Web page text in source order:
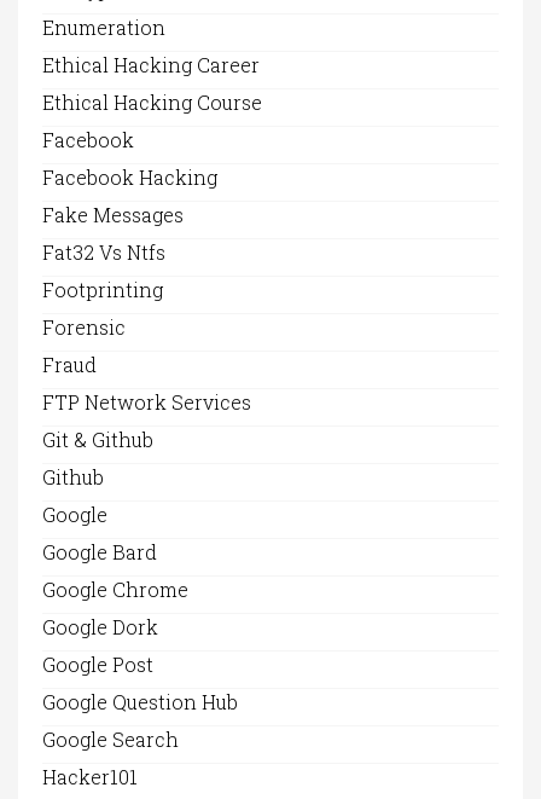
Enumeration
Ethical Hacking Career
Ethical Hacking Course
Facebook
Facebook Hacking
Fake Messages
Fat32 Vs Ntfs
Footprinting
Forensic
Fraud
FTP Network Services
Git & Github
Github
Google
Google Bard
Google Chrome
Google Dork
Google Post
Google Question Hub
Google Search
Hacker101